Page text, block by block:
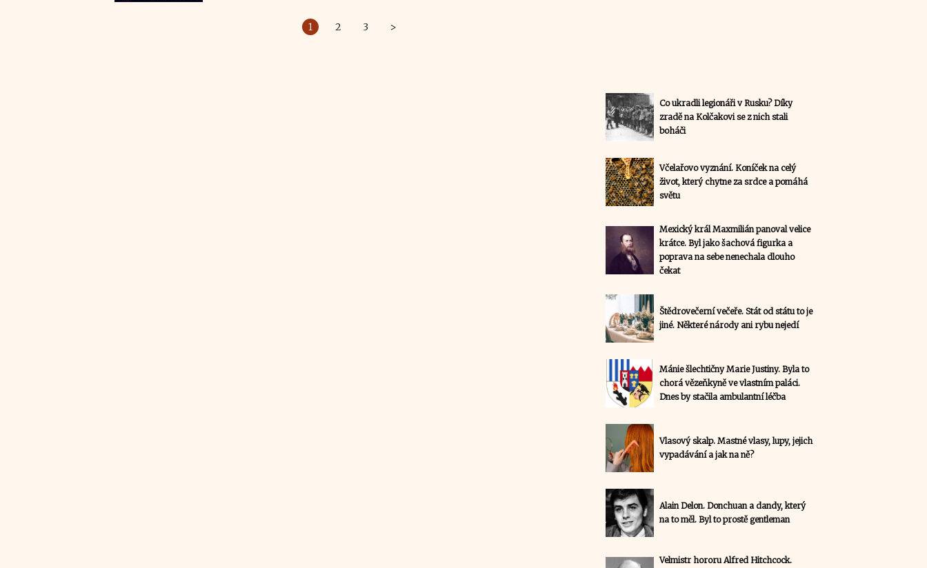
1 2 3 >
Co ukradli legionáři v Rusku? Díky
zradě na Kolčakovi se z nich stali
boháči
Včelařovo vyznání. Koníček na celý
život, který chytne za srdce a pomáhá
světu
Mexický král Maxmilián panoval velice
krátce. Byl jako šachová figurka a
poprava na sebe nenechala dlouho
čekat
Štědrovečerní večeře. Stát od státu to je
jiné. Některé národy ani rybu nejedí
Mánie šlechtičny Marie Justiny. Byla to
chorá vězeňkyně ve vlastním paláci.
Dnes by stačila ambulantní léčba
Vlasový skalp. Mastné vlasy, lupy, jejich
vypadávání a jak na ně?
Alain Delon. Donchuan a dandy, který
na to měl. Byl to prostě gentleman
Velmistr hororu Alfred Hitchcock.